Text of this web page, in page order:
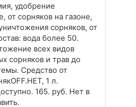
удобрение
от сорняков на газоне,
сорняков, от
вода более 50.
всех видов
сорняков и трав до
Средство от
1 л.
165. руб. Нет в